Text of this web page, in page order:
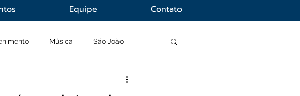
Equipe Contato
Música São João